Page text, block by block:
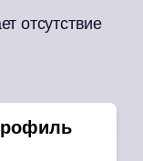
отсутствие